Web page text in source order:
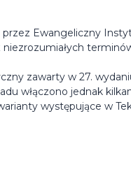
Ewangeliczny
niezrozumiałych
zawarty w 27.
włączono jednak
występujące w